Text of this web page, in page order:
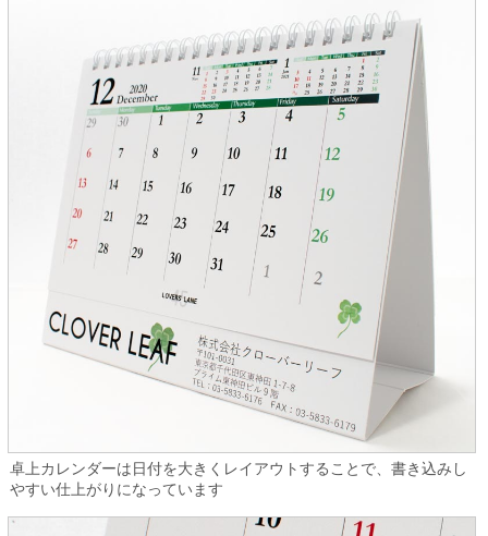
卓上カレンダーは日付を大きくレイアウトすることで、書き込みし
やすい仕上がりになっています